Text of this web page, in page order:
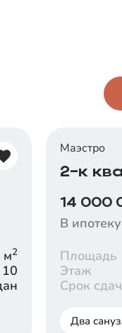
м2
Маэстро
2-к
14 000
В ипотеку
Площадь
Этаж
Срок
Два